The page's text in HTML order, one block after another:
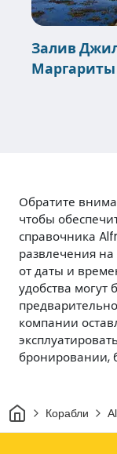
Залив
Маргариты
Обратите
чтобы
справочника
развлечения на
от даты и
удобства
компании
бронировании,
ДомКорабли